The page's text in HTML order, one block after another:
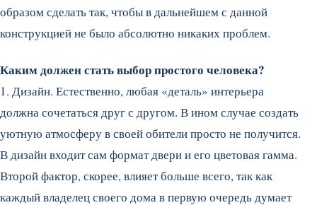
образом сделать так, чтобы в дальнейшем с данной
конструкцией не было абсолютно никаких проблем.
Каким должен стать выбор простого человека?
1. Дизайн. Естественно, любая «деталь» интерьера
должна сочетаться друг с другом. В ином случае создать
уютную атмосферу в своей обители просто не получится.
В дизайн входит сам формат двери и его цветовая гамма.
Второй фактор, скорее, влияет больше всего, так как
каждый владелец своего дома в первую очередь думает